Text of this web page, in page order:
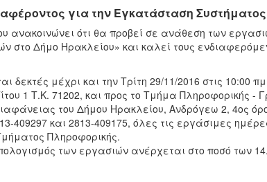
για την Εγκατάσταση
ανακοινώνει ότι θα προβεί σε ανάθεση των
στο Δήμο Ηρακλείου» και καλεί τους
δεκτές μέχρι και την Τρίτη 29/11/2016 στις 10:00
1 Τ.Κ. 71202, και προς το Τμήμα Πληροφορικής -
του Δήμου Ηρακλείου, Ανδρόγεω 2, 4ος
409297 και 2813-409175, όλες τις εργάσιμες
Πληροφορικής.
των εργασιών ανέρχεται στο ποσό των